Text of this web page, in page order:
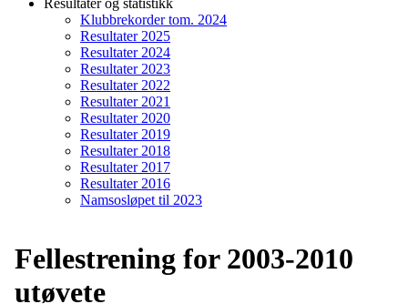
Resultater og statistikk
Klubbrekorder tom. 2024
Resultater 2025
Resultater 2024
Resultater 2023
Resultater 2022
Resultater 2021
Resultater 2020
Resultater 2019
Resultater 2018
Resultater 2017
Resultater 2016
Namsosløpet til 2023
Fellestrening for 2003-2010
utøvete